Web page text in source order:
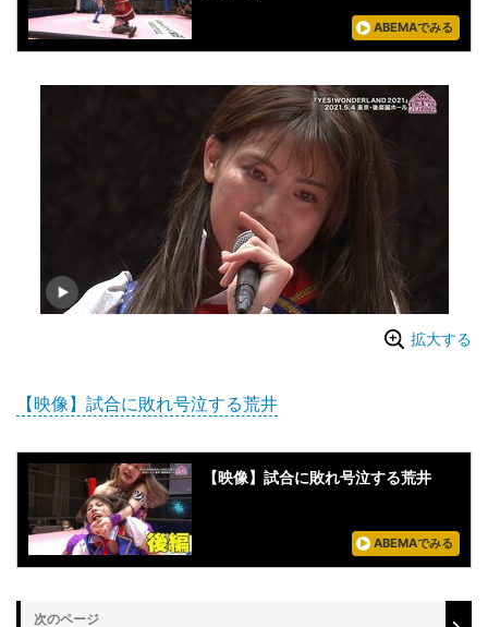
ABEMAでみる
拡大する
【映像】試合に敗れ号泣する荒井
【映像】試合に敗れ号泣する荒井
ABEMAでみる